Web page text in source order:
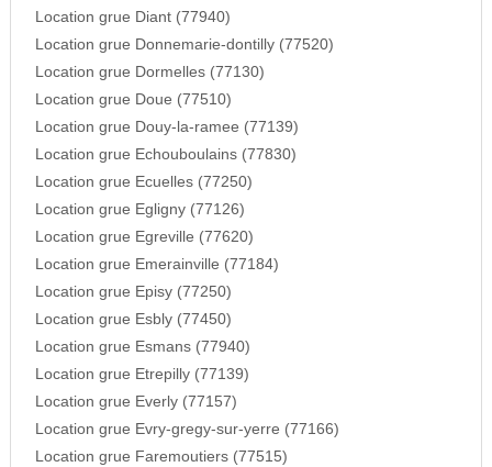
Location grue Diant (77940)
Location grue Donnemarie-dontilly (77520)
Location grue Dormelles (77130)
Location grue Doue (77510)
Location grue Douy-la-ramee (77139)
Location grue Echouboulains (77830)
Location grue Ecuelles (77250)
Location grue Egligny (77126)
Location grue Egreville (77620)
Location grue Emerainville (77184)
Location grue Episy (77250)
Location grue Esbly (77450)
Location grue Esmans (77940)
Location grue Etrepilly (77139)
Location grue Everly (77157)
Location grue Evry-gregy-sur-yerre (77166)
Location grue Faremoutiers (77515)